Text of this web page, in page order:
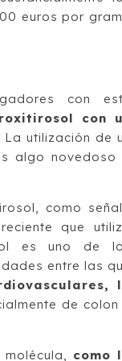
euros por
con
con
La utilización de
algo novedoso
como
que
es uno de
entre las
de
como